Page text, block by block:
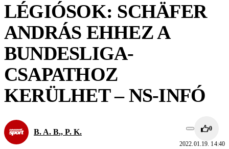
LÉGIÓSOK: SCHÄFER
ANDRÁS EHHEZ A
BUNDESLIGA-
CSAPATHOZ
KERÜLHET – NS-INFÓ
B. A. B., P. K. 0
2022.01.19. 14:40